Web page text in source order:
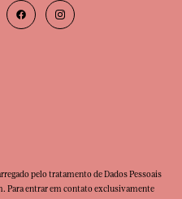
pelo tratamento de Dados Pessoais
Para entrar em contato exclusivamente